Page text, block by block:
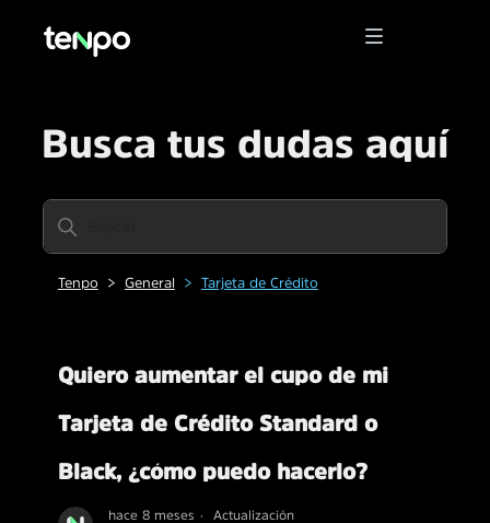
Busca tus dudas aquí
Tenpo General Tarjeta de Crédito
Quiero aumentar el cupo de mi
Tarjeta de Crédito Standard o
Black, ¿cómo puedo hacerlo?
hace 8 meses Actualización